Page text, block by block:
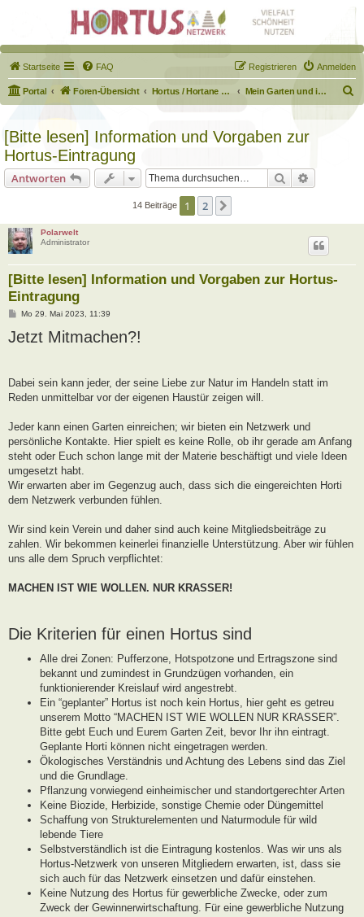
Startseite FAQ Anmelden
Registrieren
Portal Foren-Übersicht Hortus / Hortane Habitate / Garten auf dem Weg Mein Garten und ich!
u
[Bitte lesen] Information und Vorgaben zur
Hortus-Eintragung
Antworten Suche
14 Beiträge 1 2
Polarwelt
Administrator
[Bitte lesen] Information und Vorgaben zur Hortus-
Eintragung
B
i
t
Mo 29. Mai 2023, 11:39
Jetzt Mitmachen?!
Dabei sein kann jeder, der seine Liebe zur Natur im Handeln statt im
Reden unmittelbar vor der eigenen Haustür zeigen will.
Jeder kann einen Garten einreichen; wir bieten ein Netzwerk und
persönliche Kontakte. Hier spielt es keine Rolle, ob ihr gerade am Anfang
steht oder Euch schon lange mit der Materie beschäftigt und viele Ideen
umgesetzt habt.
Wir erwarten aber im Gegenzug auch, dass sich die eingereichten Horti
dem Netzwerk verbunden fühlen.
Wir sind kein Verein und daher sind auch keine Mitgliedsbeiträge zu
zahlen. Wir bekommen keinerlei finanzielle Unterstützung. Aber wir fühlen
uns alle dem Spruch verpflichtet:
MACHEN IST WIE WOLLEN. NUR KRASSER!
Die Kriterien für einen Hortus sind
Alle drei Zonen: Pufferzone, Hotspotzone und Ertragszone sind
bekannt und zumindest in Grundzügen vorhanden, ein
funktionierender Kreislauf wird angestrebt.
Ein “geplanter” Hortus ist noch kein Hortus, hier geht es getreu
unserem Motto “MACHEN IST WIE WOLLEN NUR KRASSER”.
Bitte gebt Euch und Eurem Garten Zeit, bevor Ihr ihn eintragt.
Geplante Horti können nicht eingetragen werden.
Ökologisches Verständnis und Achtung des Lebens sind das Ziel
und die Grundlage.
Pflanzung vorwiegend einheimischer und standortgerechter Arten
Keine Biozide, Herbizide, sonstige Chemie oder Düngemittel
Schaffung von Strukturelementen und Naturmodule für wild
lebende Tiere
Selbstverständlich ist die Eintragung kostenlos. Was wir uns als
Hortus-Netzwerk von unseren Mitgliedern erwarten, ist, dass sie
sich auch für das Netzwerk einsetzen und dafür einstehen.
Keine Nutzung des Hortus für gewerbliche Zwecke, oder zum
Zweck der Gewinnerwirtschaftung. Für eine gewerbliche Nutzung